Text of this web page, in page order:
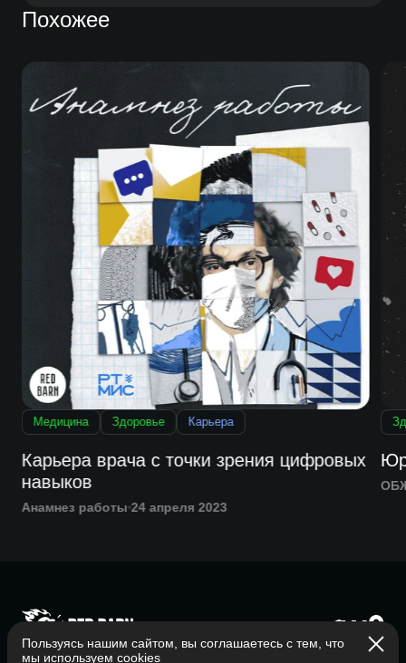
Похожее
Медицина Здоровье Карьера
Карьера врача с точки зрения цифровых
навыков
Анамнез работы 24 апреля 2023
Пользуясь нашим сайтом, вы соглашаетесь с тем, что
мы используем cookies